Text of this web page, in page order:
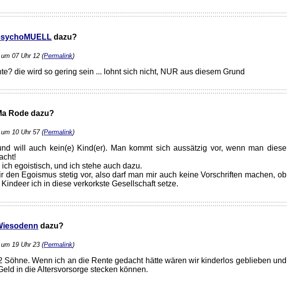
dazu?
07 Uhr 12 (Permalink)
die wird so gering sein ... lohnt sich nicht, NUR aus diesem Grund
Rode dazu?
10 Uhr 57 (Permalink)
will auch kein(e) Kind(er). Man kommt sich aussätzig vor, wenn man diese
ich egoistisch, und ich stehe auch dazu.
den Egoismus stetig vor, also darf man mir auch keine Vorschriften machen, ob
ich in diese verkorkste Gesellschaft setze.
dazu?
19 Uhr 23 (Permalink)
Söhne. Wenn ich an die Rente gedacht hätte wären wir kinderlos geblieben und
in die Altersvorsorge stecken können.